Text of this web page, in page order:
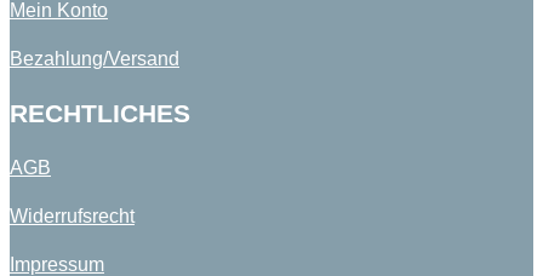
Mein Konto
Bezahlung/Versand
RECHTLICHES
AGB
Widerrufsrecht
Impressum